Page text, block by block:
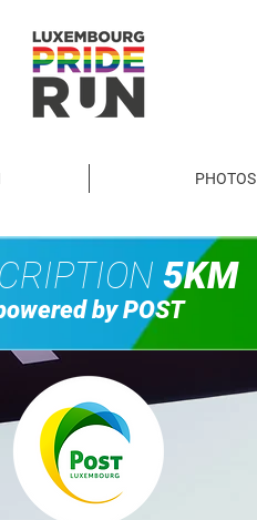
PHOTOS
5KM
by POST